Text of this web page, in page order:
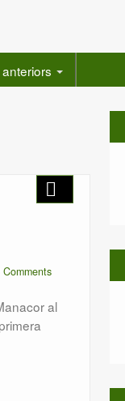
Comments
al